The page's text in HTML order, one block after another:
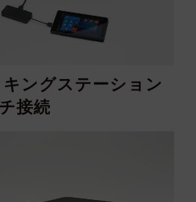
ングステーション
接続